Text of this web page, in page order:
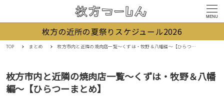
MENU
枚方の近所の夏祭りスケジュール2026
TOP まとめ 枚方市内と近隣の焼肉店一覧〜くずは・牧野＆八幡編〜【ひらつーまとめ】
枚方市内と近隣の焼肉店一覧〜くずは・牧野＆八幡
編〜【ひらつーまとめ】